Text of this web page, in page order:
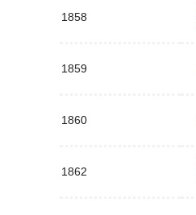
1858
1859
1860
1862